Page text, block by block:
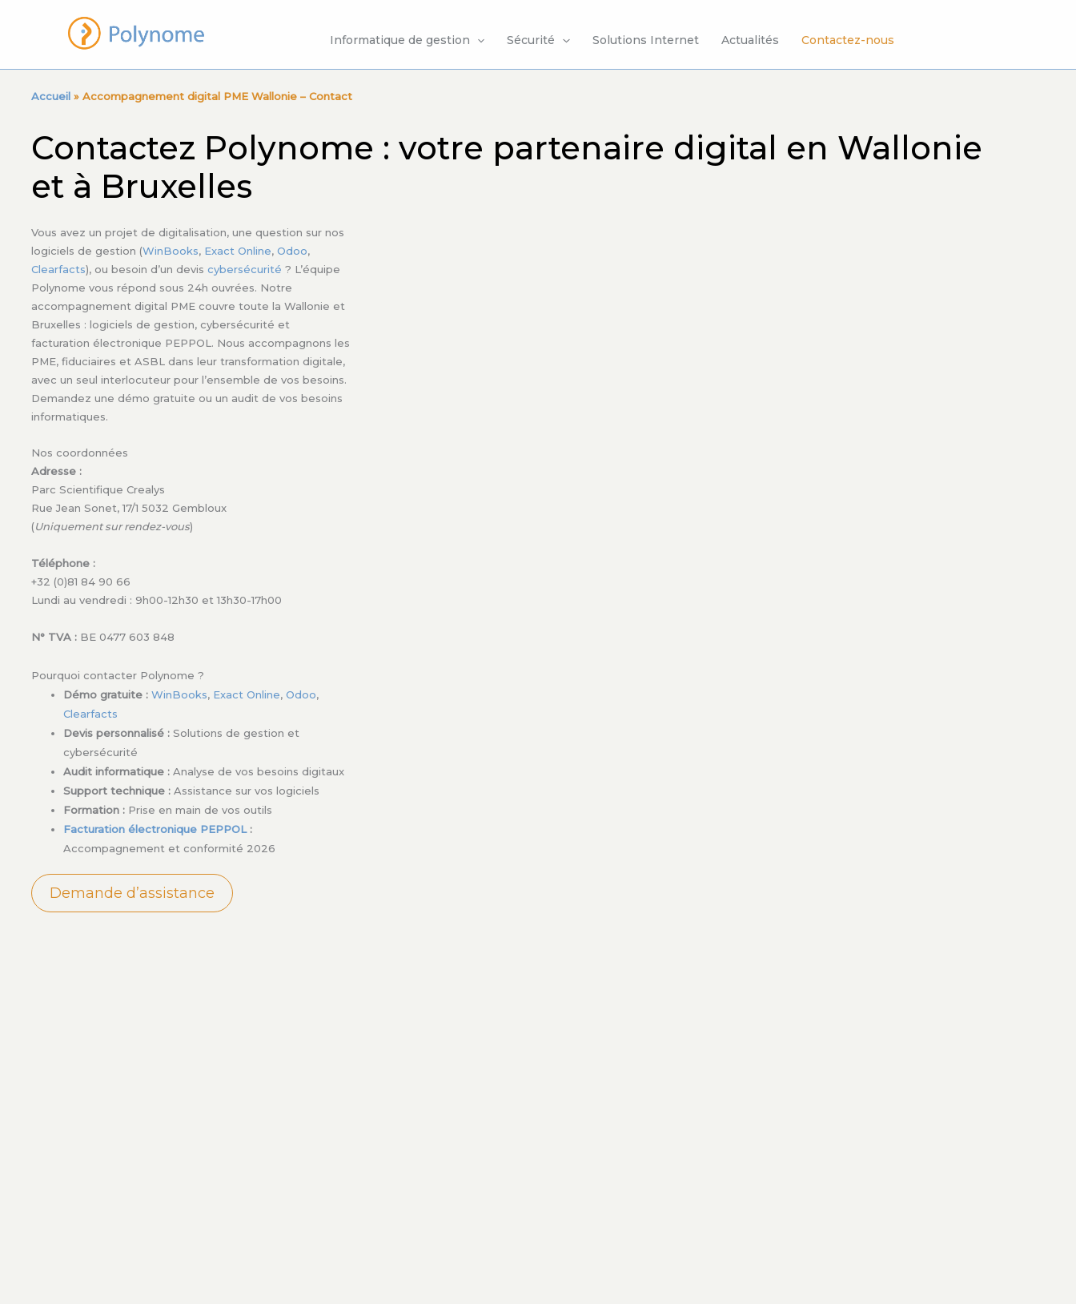
Informatique de gestion Sécurité Solutions Internet Actualités Contactez-nous
Accueil » Accompagnement digital PME Wallonie – Contact
Contactez Polynome : votre partenaire digital en Wallonie
et à Bruxelles
Vous avez un projet de digitalisation, une question sur nos
logiciels de gestion (WinBooks, Exact Online, Odoo,
Clearfacts), ou besoin d’un devis cybersécurité ? L’équipe
Polynome vous répond sous 24h ouvrées. Notre
accompagnement digital PME couvre toute la Wallonie et
Bruxelles : logiciels de gestion, cybersécurité et
facturation électronique PEPPOL. Nous accompagnons les
PME, fiduciaires et ASBL dans leur transformation digitale,
avec un seul interlocuteur pour l’ensemble de vos besoins.
Demandez une démo gratuite ou un audit de vos besoins
informatiques.
Nos coordonnées
Adresse :
Parc Scientifique Crealys
Rue Jean Sonet, 17/1 5032 Gembloux
(Uniquement sur rendez-vous)
Téléphone :
+32 (0)81 84 90 66
Lundi au vendredi : 9h00-12h30 et 13h30-17h00
N° TVA : BE 0477 603 848
Pourquoi contacter Polynome ?
Démo gratuite : WinBooks, Exact Online, Odoo,
Clearfacts
Devis personnalisé : Solutions de gestion et
cybersécurité
Audit informatique : Analyse de vos besoins digitaux
Support technique : Assistance sur vos logiciels
Formation : Prise en main de vos outils
Facturation électronique PEPPOL:
Accompagnement et conformité 2026
Demande d’assistance